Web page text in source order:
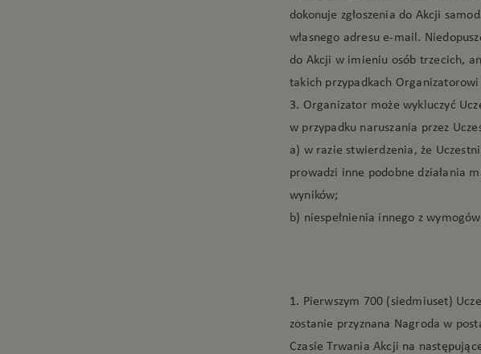
dokonuje zgłoszenia do Akcji
własnego adresu e-mail.
do Akcji w imieniu osób trzecich,
takich przypadkach
3. Organizator może wykluczyć
w przypadku naruszania przez
a) w razie stwierdzenia, że
prowadzi inne podobne działania
wyników;
b) niespełnienia innego z
1. Pierwszym 700 (siedmiuset)
zostanie przyznana Nagroda w
Czasie Trwania Akcji na